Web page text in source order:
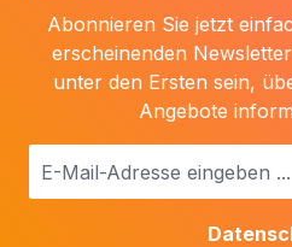
Abonnieren Sie jetzt
erscheinenden
unter den Ersten sein,
Angebote
E-